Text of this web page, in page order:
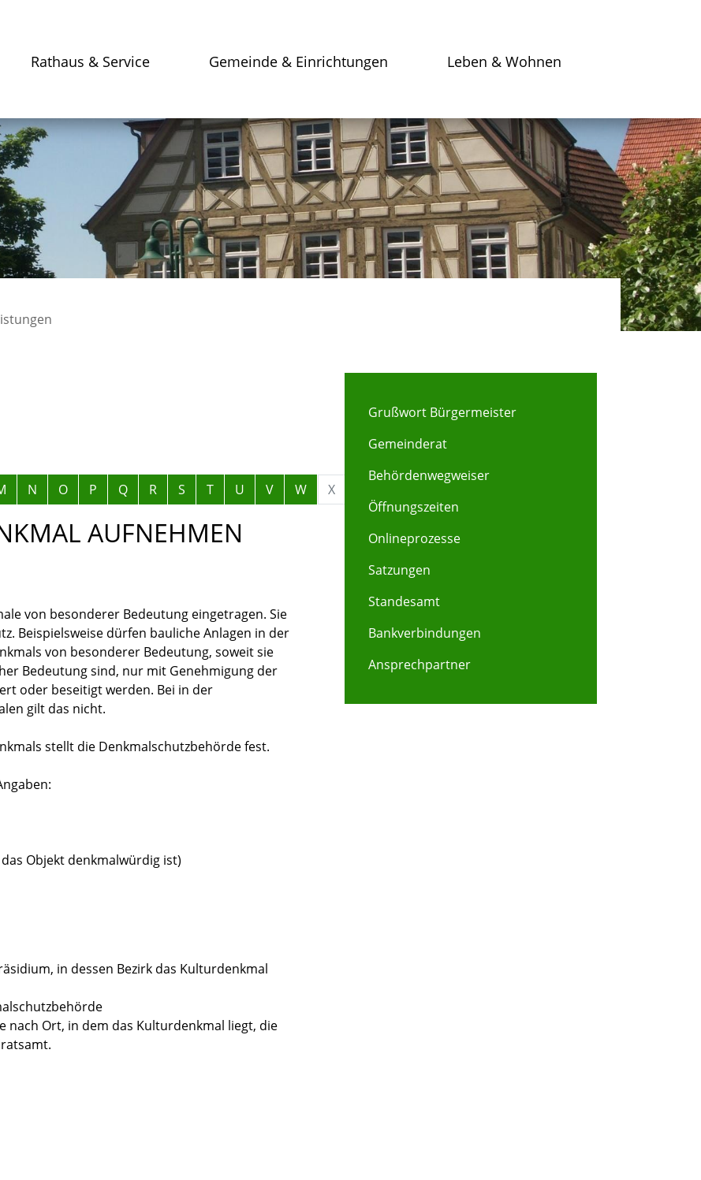
Rathaus & Service Gemeinde & Einrichtungen Leben & Wohnen
N O P Q R S T U V W X
AUFNEHMEN
von besonderer Bedeutung eingetragen. Sie
Beispielsweise dürfen bauliche Anlagen in der
von besonderer Bedeutung, soweit sie
Bedeutung sind, nur mit Genehmigung der
oder beseitigt werden. Bei in der
gilt das nicht.
stellt die Denkmalschutzbehörde fest.
Objekt denkmalwürdig ist)
in dessen Bezirk das Kulturdenkmal
nach Ort, in dem das Kulturdenkmal liegt, die
Grußwort Bürgermeister
Gemeinderat
Behördenwegweiser
Öffnungszeiten
Onlineprozesse
Satzungen
Standesamt
Bankverbindungen
Ansprechpartner